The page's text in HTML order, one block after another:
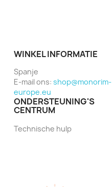
WINKEL INFORMATIE
Spanje
E-mail ons: shop@monorim-
europe.eu
ONDERSTEUNING'S
CENTRUM
Technische hulp